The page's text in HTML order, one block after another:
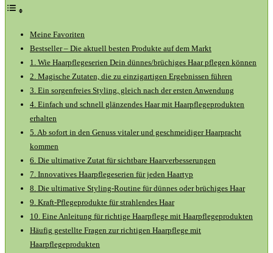
Meine Favoriten
Bestseller – Die aktuell besten Produkte auf dem Markt
1. Wie Haarpflegeserien Dein dünnes/brüchiges Haar pflegen können
2. Magische Zutaten, die zu einzigartigen Ergebnissen führen
3. Ein sorgenfreies Styling, gleich nach der ersten Anwendung
4. Einfach und schnell glänzendes Haar mit Haarpflegeprodukten
erhalten
5. Ab sofort in den Genuss vitaler und geschmeidiger Haarpracht
kommen
6. Die ultimative Zutat für sichtbare Haarverbesserungen
7. Innovatives Haarpflegeserien für jeden Haartyp
8. Die ultimative Styling-Routine für dünnes oder brüchiges Haar
9. Kraft-Pflegeprodukte für strahlendes Haar
10. Eine Anleitung für richtige Haarpflege mit Haarpflegeprodukten
Häufig gestellte Fragen zur richtigen Haarpflege mit
Haarpflegeprodukten